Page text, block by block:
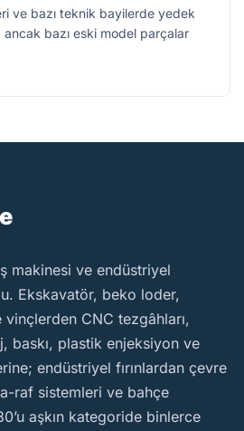
ve bazı teknik bayilerde yedek
bazı eski model parçalar
makinesi ve endüstriyel
Ekskavatör, beko loder,
CNC tezgâhları,
baskı, plastik enjeksiyon ve
endüstriyel fırınlardan çevre
raf sistemleri ve bahçe
aşkın kategoride binlerce